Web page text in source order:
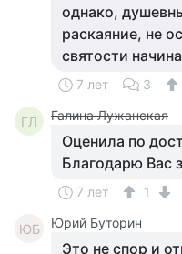
однако,
раскаяние, не
святости
7 лет 3
ГЛ Галина Лужанская
Оценила по
Благодарю Вас
7 лет 1
ЮБ Юрий Буторин
Это не спор и